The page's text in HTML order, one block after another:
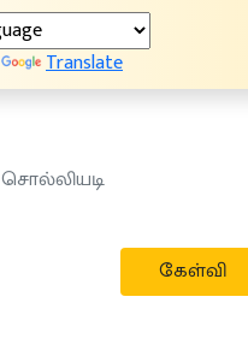
Translate
சொல்லியடி
கேள்வி